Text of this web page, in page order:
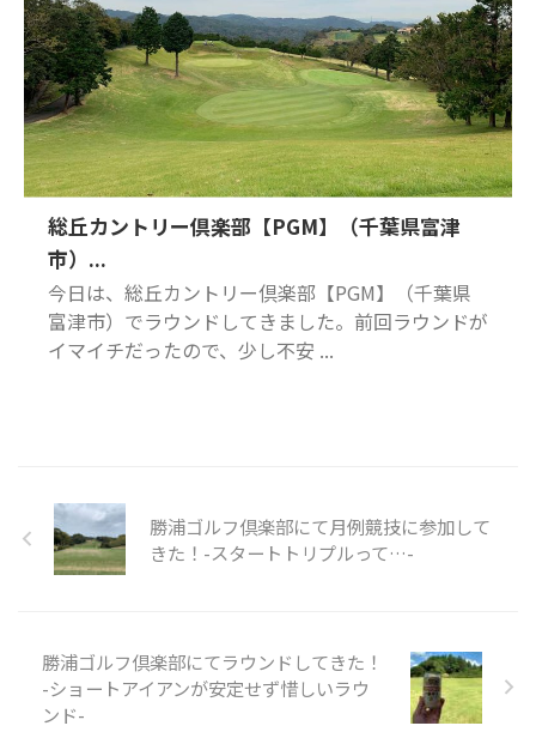
総丘カントリー倶楽部【PGM】（千葉県富津
市）...
今日は、総丘カントリー倶楽部【PGM】（千葉県
富津市）でラウンドしてきました。前回ラウンドが
イマイチだったので、少し不安 ...
勝浦ゴルフ倶楽部にて月例競技に参加して
きた！-スタートトリプルって…-
勝浦ゴルフ倶楽部にてラウンドしてきた！
-ショートアイアンが安定せず惜しいラウ
ンド-